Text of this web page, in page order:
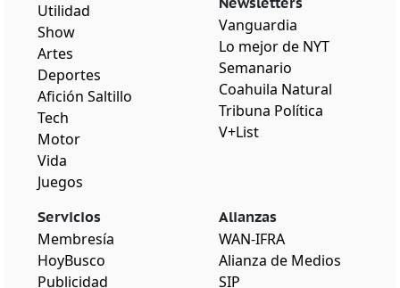
Utilidad
Show
Artes
Deportes
Afición Saltillo
Tech
Motor
Vida
Juegos
Vanguardia
Lo mejor de NYT
Semanario
Coahuila Natural
Tribuna Política
V+List
Servicios
Membresía
HoyBusco
Publicidad
Alianzas
WAN-IFRA
Alianza de Medios
SIP